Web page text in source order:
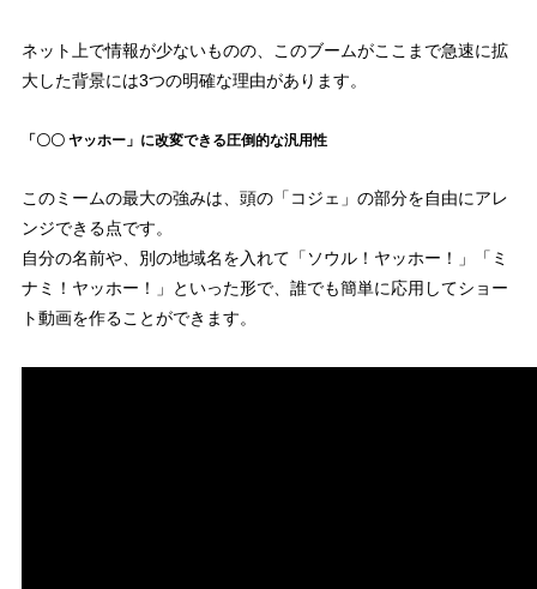
ネット上で情報が少ないものの、このブームがここまで急速に拡
大した背景には3つの明確な理由があります。
「〇〇 ヤッホー」に改変できる圧倒的な汎用性
このミームの最大の強みは、頭の「コジェ」の部分を自由にアレ
ンジできる点です。
自分の名前や、別の地域名を入れて「ソウル！ヤッホー！」「ミ
ナミ！ヤッホー！」といった形で、誰でも簡単に応用してショー
ト動画を作ることができます。